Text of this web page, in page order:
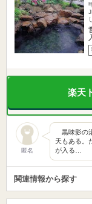
楽天
匿名
黒味影の
天もある。
が入る…
関連情報から探す